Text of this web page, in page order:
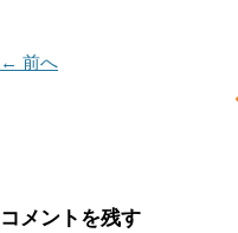
← 前へ
コメントを残す